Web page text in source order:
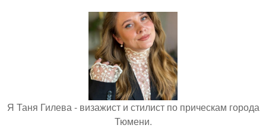
Я Таня Гилева - визажист и стилист по прическам города
Тюмени.